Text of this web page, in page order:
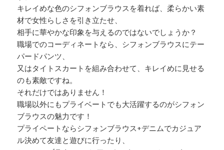
キレイめな色のシフォンブラウスを着れば、柔らかい素
材で女性らしさを引き立たせ、
相手に華やかな印象を与えるのではないでしょうか？
職場でのコーディネートなら、シフォンブラウスにテー
パードパンツ、
又はタイトスカートを組み合わせて、キレイめに見せる
のも素敵ですね。
それだけではありません！
職場以外にもプライベートでも大活躍するのがシフォン
ブラウスの魅力です！
プライペートならシフォンブラウス+デニムでカジュア
ル決めて友達と遊びに行ったり、